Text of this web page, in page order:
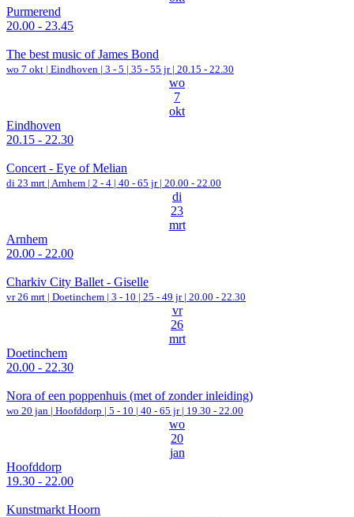
Purmerend
20.00 - 23.45
The best music of James Bond
wo 7 okt | Eindhoven | 3 - 5 | 35 - 55 jr | 20.15 - 22.30
wo
7
okt
Eindhoven
20.15 - 22.30
Concert - Eye of Melian
di 23 mrt | Arnhem | 2 - 4 | 40 - 65 jr | 20.00 - 22.00
di
23
mrt
Arnhem
20.00 - 22.00
Charkiv City Ballet - Giselle
vr 26 mrt | Doetinchem | 3 - 10 | 25 - 49 jr | 20.00 - 22.30
vr
26
mrt
Doetinchem
20.00 - 22.30
Nora of een poppenhuis (met of zonder inleiding)
wo 20 jan | Hoofddorp | 5 - 10 | 40 - 65 jr | 19.30 - 22.00
wo
20
jan
Hoofddorp
19.30 - 22.00
Kunstmarkt Hoorn